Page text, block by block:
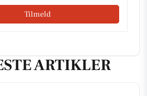
Tilmeld
ARTIKLER